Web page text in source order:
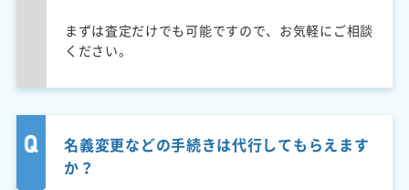
まずは査定だけでも可能ですので、お気軽にご相談
ください。
名義変更などの手続きは代行してもらえます
か？